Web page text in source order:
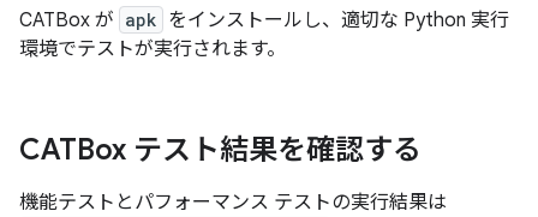
CATBox が apk をインストールし、適切な Python 実行
環境でテストが実行されます。
CATBox テスト結果を確認する
機能テストとパフォーマンス テストの実行結果は